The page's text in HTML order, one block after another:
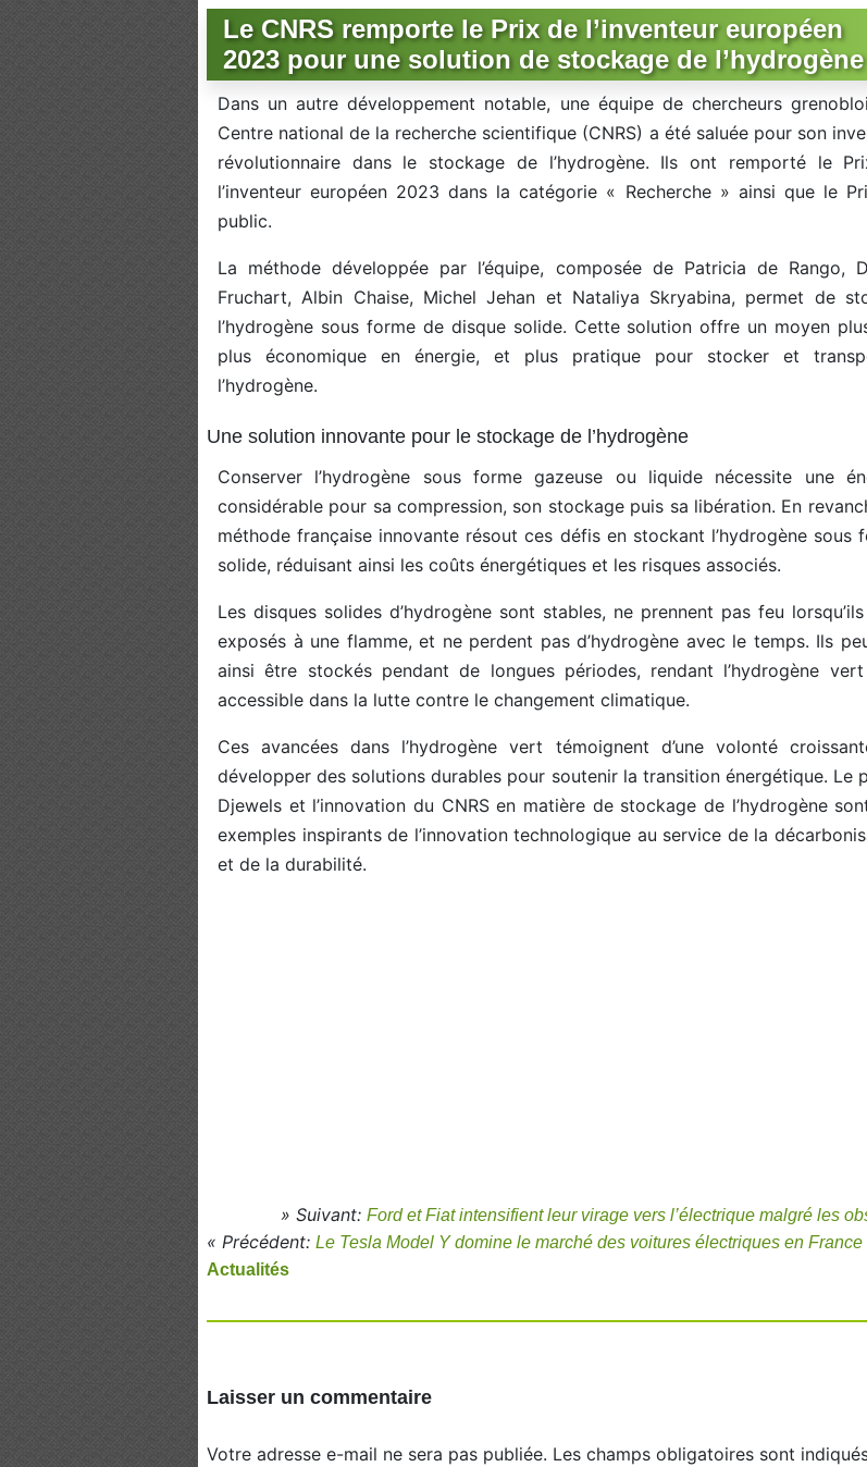
Le CNRS remporte le Prix de l’inventeur européen
2023 pour une solution de stockage de l’hydrogène
Dans un autre développement notable, une équipe de chercheurs
Centre national de la recherche scientifique (CNRS) a été saluée pour son
révolutionnaire dans le stockage de l’hydrogène. Ils ont remporté le
l’inventeur européen 2023 dans la catégorie « Recherche » ainsi que le
public.
La méthode développée par l’équipe, composée de Patricia de Rango,
Fruchart, Albin Chaise, Michel Jehan et Nataliya Skryabina, permet de
l’hydrogène sous forme de disque solide. Cette solution offre un moyen
plus économique en énergie, et plus pratique pour stocker et
l’hydrogène.
Une solution innovante pour le stockage de l’hydrogène
Conserver l’hydrogène sous forme gazeuse ou liquide nécessite une
considérable pour sa compression, son stockage puis sa libération. En
méthode française innovante résout ces défis en stockant l’hydrogène sous
solide, réduisant ainsi les coûts énergétiques et les risques associés.
Les disques solides d’hydrogène sont stables, ne prennent pas feu
exposés à une flamme, et ne perdent pas d’hydrogène avec le temps. Ils
ainsi être stockés pendant de longues périodes, rendant l’hydrogène
accessible dans la lutte contre le changement climatique.
Ces avancées dans l’hydrogène vert témoignent d’une volonté
développer des solutions durables pour soutenir la transition énergétique. Le
Djewels et l’innovation du CNRS en matière de stockage de l’hydrogène
exemples inspirants de l’innovation technologique au service de la
et de la durabilité.
» Suivant: Ford et Fiat intensifient leur virage vers l’électrique malgré les
« Précédent: Le Tesla Model Y domine le marché des voitures électriques en France
Actualités
Laisser un commentaire
Votre adresse e-mail ne sera pas publiée. Les champs obligatoires sont